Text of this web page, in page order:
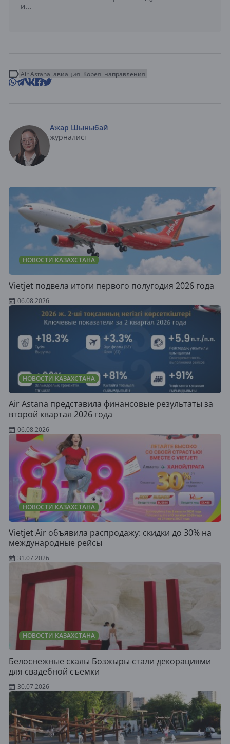
и...
Air Astana авиация Корея направления
Ажар Шыныбай
журналист
НОВОСТИ КАЗАХСТАНА
Vietjet подвела итоги первого полугодия 2026 года
06.08.2026
НОВОСТИ КАЗАХСТАНА
Air Astana представила финансовые результаты за
второй квартал 2026 года
06.08.2026
НОВОСТИ КАЗАХСТАНА
Vietjet Air объявила распродажу: скидки до 30% на
международные рейсы
31.07.2026
НОВОСТИ КАЗАХСТАНА
Белоснежные скалы Бозжыры стали декорациями
для свадебной съемки
30.07.2026